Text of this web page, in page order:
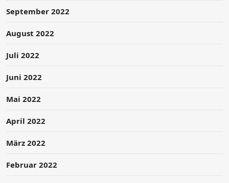
September 2022
August 2022
Juli 2022
Juni 2022
Mai 2022
April 2022
März 2022
Februar 2022